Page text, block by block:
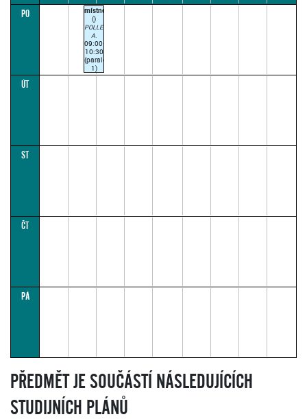
10:00
12:00
PO
místnost
()
POLLERTOVÁ
A.
09:00–
10:30
(paralelka
1)
Výuka
ÚT
ST
ČT
PÁ
PŘEDMĚT JE SOUČÁSTÍ NÁSLEDUJÍCÍCH
STUDIJNÍCH PLÁNŮ